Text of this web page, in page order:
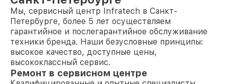
Мы, сервисный центр Infratech в Санкт-
Петербурге, более 5 лет осуществляем
гарантийное и послегарантийное обслуживание
техники бренда. Наши безусловные принципы:
высокое качество, доступные цены,
высококлассный сервис.
Ремонт в сервисном центре